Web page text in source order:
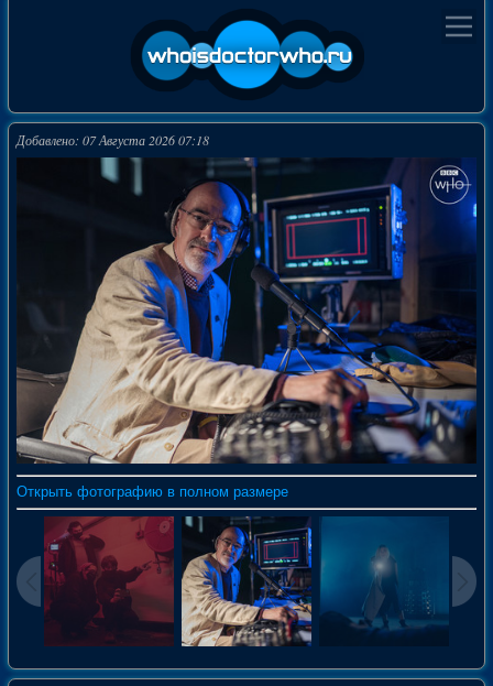
Добавлено: 07 Августа 2026 07:18
Открыть фотографию в полном размере